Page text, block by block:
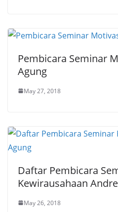
Pembicara Seminar
Agung
May 27, 2018
Daftar Pembicara
Kewirausahaan
May 26, 2018